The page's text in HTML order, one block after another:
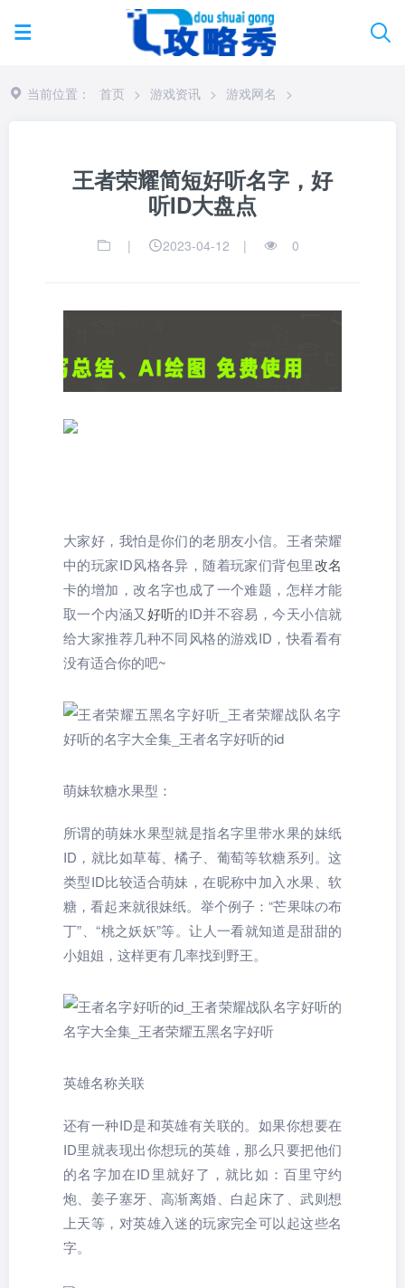
当前位置： 首页 > 游戏资讯 > 游戏网名 >
王者荣耀简短好听名字，好
听ID大盘点
| 2023-04-12 | 0
大家好，我怕是你们的老朋友小信。王者荣耀
中的玩家ID风格各异，随着玩家们背包里改名
卡的增加，改名字也成了一个难题，怎样才能
取一个内涵又好听的ID并不容易，今天小信就
给大家推荐几种不同风格的游戏ID，快看看有
没有适合你的吧~
萌妹软糖水果型：
所谓的萌妹水果型就是指名字里带水果的妹纸
ID，就比如草莓、橘子、葡萄等软糖系列。这
类型ID比较适合萌妹，在昵称中加入水果、软
糖，看起来就很妹纸。举个例子：“芒果味の布
丁”、“桃之妖妖”等。让人一看就知道是甜甜的
小姐姐，这样更有几率找到野王。
英雄名称关联
还有一种ID是和英雄有关联的。如果你想要在
ID里就表现出你想玩的英雄，那么只要把他们
的名字加在ID里就好了，就比如：百里守约
炮、姜子塞牙、高渐离婚、白起床了、武则想
上天等，对英雄入迷的玩家完全可以起这些名
字。